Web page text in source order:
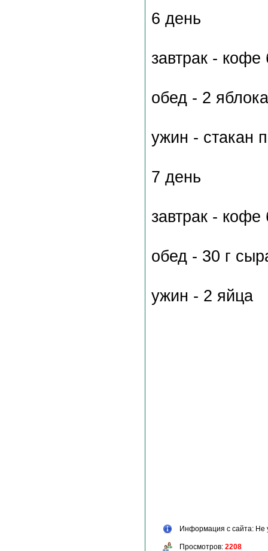
6 день
завтрак - кофе
обед - 2
ужин - стакан
7 день
завтрак - кофе
обед - 30 г
ужин - 2 яйца
Информация с сайта: Не
Просмотров: 2208